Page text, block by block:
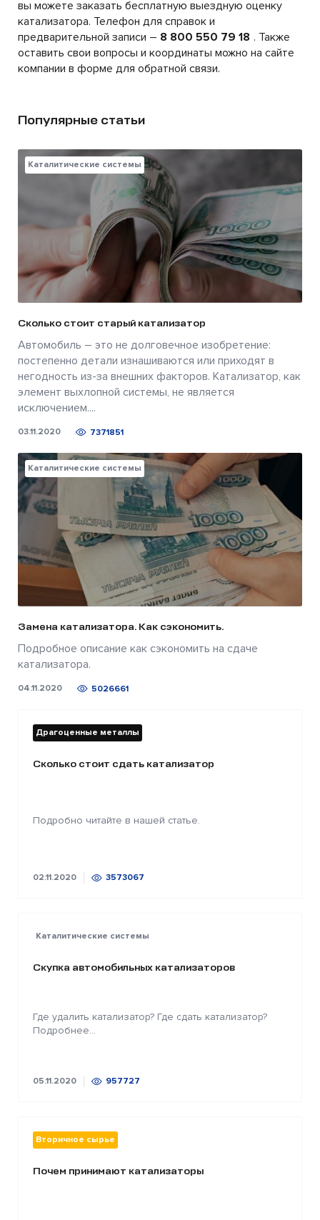
вы можете заказать бесплатную выездную оценку
катализатора. Телефон для справок и
предварительной записи – 8 800 550 79 18 . Также
оставить свои вопросы и координаты можно на сайте
компании в форме для обратной связи.
Популярные статьи
Каталитические системы
Сколько стоит старый катализатор
Автомобиль – это не долговечное изобретение:
постепенно детали изнашиваются или приходят в
негодность из-за внешних факторов. Катализатор, как
элемент выхлопной системы, не является
исключением....
03.11.2020 7371851
Каталитические системы
Замена катализатора. Как сэкономить.
Подробное описание как сэкономить на сдаче
катализатора.
04.11.2020 5026661
Драгоценные металлы
Сколько стоит сдать катализатор
Подробно читайте в нашей статье.
02.11.2020 3573067
Каталитические системы
Скупка автомобильных катализаторов
Где удалить катализатор? Где сдать катализатор?
Подробнее...
05.11.2020 957727
Вторичное сырье
Почем принимают катализаторы